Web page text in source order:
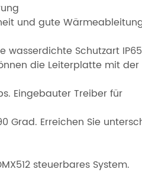
und gute
wasserdichte Schutzart
die Leiterplatte mit der
Eingebauter Treiber für
Grad. Erreichen Sie
steuerbares System.